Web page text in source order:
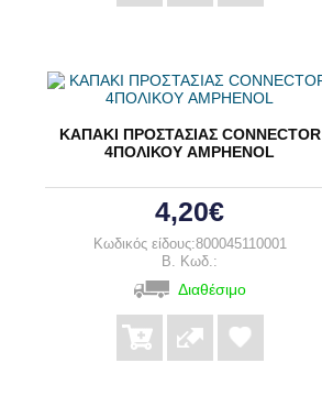
ΚΑΠΑΚΙ ΠΡΟΣΤΑΣΙΑΣ CONNECTOR
4ΠΟΛΙΚΟΥ AMPHENOL
4,20€
Κωδικός είδους:800045110001
B. Κωδ.:
Διαθέσιμο